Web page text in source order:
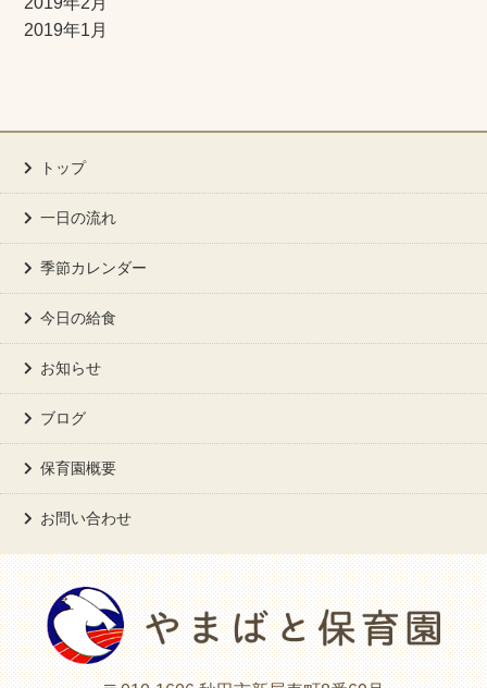
2019年1月
トップ
一日の流れ
季節カレンダー
今日の給食
お知らせ
ブログ
保育園概要
お問い合わせ